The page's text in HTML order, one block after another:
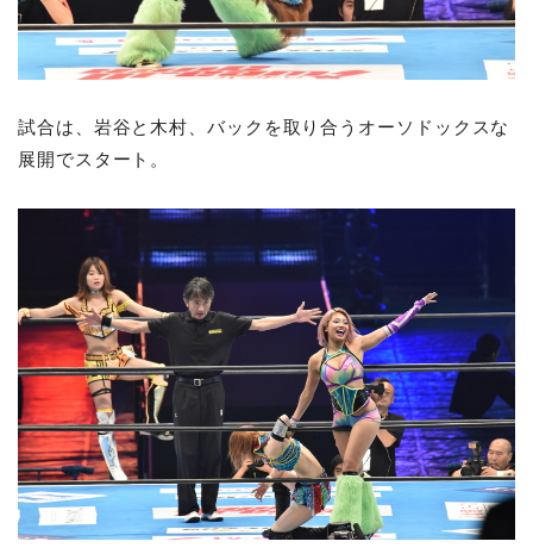
試合は、岩谷と木村、バックを取り合うオーソドックスな
展開でスタート。